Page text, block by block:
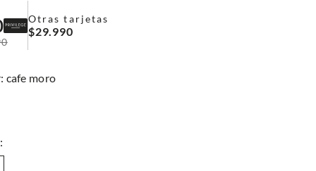
Otras tarjetas
$29.990
: cafe moro